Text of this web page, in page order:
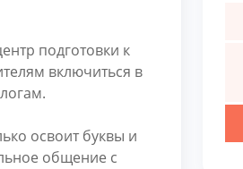
подготовки к
включиться в
освоит буквы и
общение с